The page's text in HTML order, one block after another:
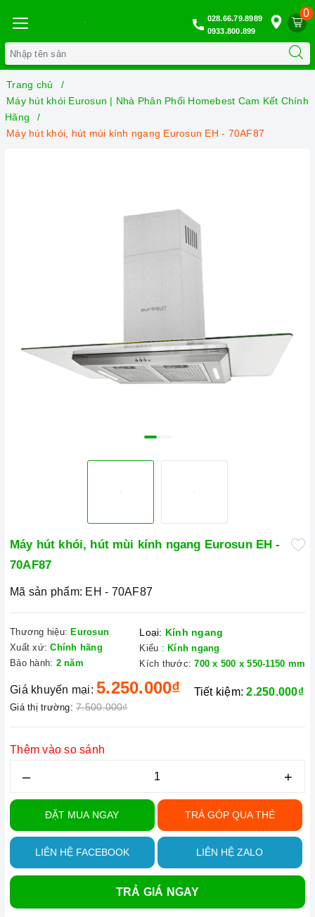
0
028.66.79.8989
0933.800.899
Trang chủ
Máy hút khói Eurosun | Nhà Phân Phối Homebest Cam Kết Chính
Hãng
Máy hút khói, hút mùi kính ngang Eurosun EH - 70AF87
Máy hút khói, hút mùi kính ngang Eurosun EH -
70AF87
Mã sản phẩm: EH - 70AF87
Thương hiệu: Eurosun
Xuất xứ: Chính hãng
Bảo hành: 2 năm
Loại: Kính ngang
Kiểu : Kính ngang
Kích thước: 700 x 500 x 550-1150 mm
Giá khuyến mại: 5.250.000₫
Giá thị trường: 7.500.000₫
Tiết kiệm:2.250.000₫
Thêm vào so sánh
– +
ĐẶT MUA NGAY TRẢ GÓP QUA THẺ
LIÊN HỆ FACEBOOK LIÊN HỆ ZALO
TRẢ GIÁ NGAY